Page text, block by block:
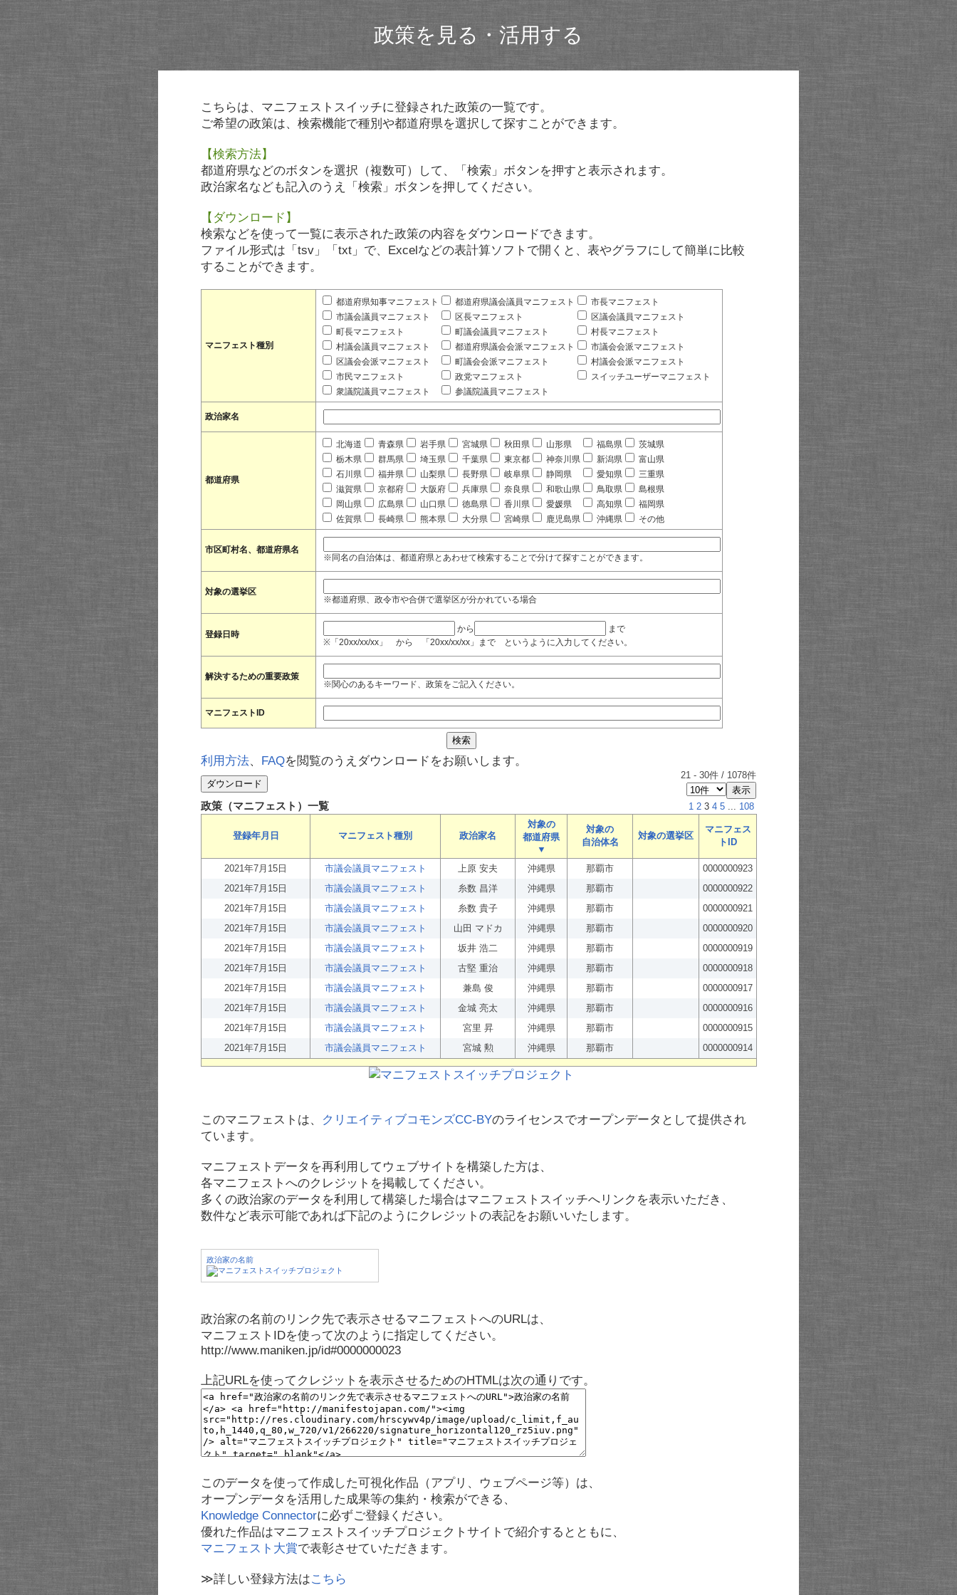
政策を見る・活用する
こちらは、マニフェストスイッチに登録された政策の一覧です。
ご希望の政策は、検索機能で種別や都道府県を選択して探すことができます。
【検索方法】
都道府県などのボタンを選択（複数可）して、「検索」ボタンを押すと表示されます。
政治家名なども記入のうえ「検索」ボタンを押してください。
【ダウンロード】
検索などを使って一覧に表示された政策の内容をダウンロードできます。
ファイル形式は「tsv」「txt」で、Excelなどの表計算ソフトで開くと、表やグラフにして簡単に比較
することができます。
マニフェスト種別
都道府県知事マニフェスト 都道府県議会議員マニフェスト
市長マニフェスト
市議会議員マニフェスト
区長マニフェスト
区議会議員マニフェスト
町長マニフェスト
町議会議員マニフェスト
村長マニフェスト
村議会議員マニフェスト
都道府県議会会派マニフェスト
市議会会派マニフェスト
区議会会派マニフェスト
町議会会派マニフェスト
村議会会派マニフェスト
市民マニフェスト
政党マニフェスト
スイッチユーザーマニフェスト
衆議院議員マニフェスト
参議院議員マニフェスト
政治家名
都道府県
北海道 青森県 岩手県 宮城県 秋田県 山形県 福島県
茨城県
栃木県
群馬県 埼玉県 千葉県 東京都 神奈川県 新潟県
富山県
石川県
福井県 山梨県 長野県 岐阜県 静岡県 愛知県
三重県
滋賀県
京都府 大阪府 兵庫県 奈良県 和歌山県 鳥取県
島根県
岡山県
広島県 山口県 徳島県 香川県 愛媛県 高知県
福岡県
佐賀県
長崎県 熊本県 大分県 宮崎県 鹿児島県 沖縄県 その他
市区町村名、都道府県名
※同名の自治体は、都道府県とあわせて検索することで分けて探すことができます。
対象の選挙区
※都道府県、政令市や合併で選挙区が分かれている場合
登録日時
から
まで
※「20xx/xx/xx」 から 「20xx/xx/xx」まで というように入力してください。
解決するための重要政策
※関心のあるキーワード、政策をご記入ください。
マニフェストID
利用方法、 FAQを閲覧のうえダウンロードをお願いします。
21 - 30件 / 1078件
政策（マニフェスト）一覧 1 2 3 4 5 ... 108
登録年月日 マニフェスト種別 政治家名
対象の
都道府県
▼
対象の
自治体名
対象の選挙区
マニフェス
トID
2021年7月15日 市議会議員マニフェスト 上原 安夫 沖縄県 那覇市
0000000923
2021年7月15日
市議会議員マニフェスト 糸数 昌洋 沖縄県 那覇市
0000000922
2021年7月15日
市議会議員マニフェスト 糸数 貴子 沖縄県 那覇市
0000000921
2021年7月15日
市議会議員マニフェスト 山田 マドカ 沖縄県 那覇市
0000000920
2021年7月15日
市議会議員マニフェスト 坂井 浩二 沖縄県 那覇市
0000000919
2021年7月15日
市議会議員マニフェスト 古堅 重治 沖縄県 那覇市
0000000918
2021年7月15日
市議会議員マニフェスト 兼島 俊 沖縄県 那覇市
0000000917
2021年7月15日
市議会議員マニフェスト 金城 亮太 沖縄県 那覇市
0000000916
2021年7月15日
市議会議員マニフェスト 宮里 昇 沖縄県 那覇市
0000000915
2021年7月15日
市議会議員マニフェスト 宮城 勲 沖縄県 那覇市 0000000914
このマニフェストは、 クリエイティブコモンズCC-BYのライセンスでオープンデータとして提供され
ています。
マニフェストデータを再利用してウェブサイトを構築した方は、
各マニフェストへのクレジットを掲載してください。
多くの政治家のデータを利用して構築した場合はマニフェストスイッチへリンクを表示いただき、
数件など表示可能であれば下記のようにクレジットの表記をお願いいたします。
政治家の名前
政治家の名前のリンク先で表示させるマニフェストへのURLは、
マニフェストIDを使って次のように指定してください。
http://www.maniken.jp/id#0000000023
上記URLを使ってクレジットを表示させるためのHTMLは次の通りです。
このデータを使って作成した可視化作品（アプリ、ウェブページ等）は、
オープンデータを活用した成果等の集約・検索ができる、
Knowledge Connectorに必ずご登録ください。
優れた作品はマニフェストスイッチプロジェクトサイトで紹介するとともに、
マニフェスト大賞で表彰させていただきます。
≫詳しい登録方法はこちら